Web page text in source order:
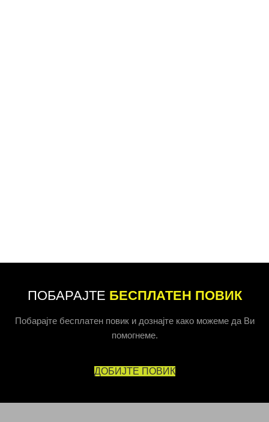
ПОБАРАЈТЕ БЕСПЛАТЕН ПОВИК
Побарајте бесплатен повик и дознајте како можеме да Ви
помогнеме.
ДОБИЈТЕ ПОВИК